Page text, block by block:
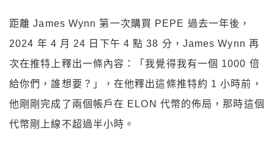
距離 James Wynn 第一次購買 PEPE 過去一年後，
2024 年 4 月 24 日下午 4 點 38 分，James Wynn 再
次在推特上釋出一條內容：「我覺得我有一個 1000 倍
給你們，誰想要？」，在他釋出這條推特約 1 小時前，
他剛剛完成了兩個帳戶在 ELON 代幣的佈局，那時這個
代幣剛上線不超過半小時。